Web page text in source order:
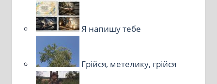
Я напишу тебе
Грійся, метелику, грійся